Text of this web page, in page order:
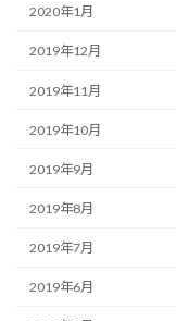
2020年1月
2019年12月
2019年11月
2019年10月
2019年9月
2019年8月
2019年7月
2019年6月